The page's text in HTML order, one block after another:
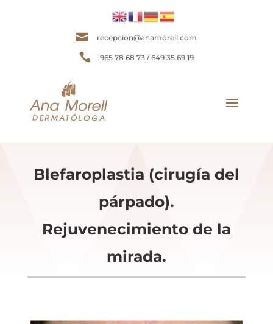
 recepcion@anamorell.com
 965 78 68 73 / 649 35 69 19
Blefaroplastia (cirugía del
párpado).
Rejuvenecimiento de la
mirada.